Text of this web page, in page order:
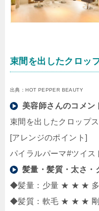
束間を出したクロッ
出典：HOT PEPPER BEAUTY
美容師さんのコメン
束間を出したクロップ
[アレンジのポイント]
パイラルパーマ#ツイス
髪量・髪質・太さ・
◆髪量：少量 ★ ★ ★
◆髪質：軟毛 ★ ★ ★